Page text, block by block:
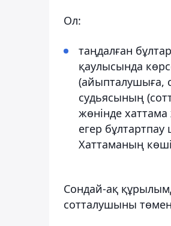
Ол:
таңдалған
қаулысында
(айыпталушыға,
судьясының
жөнінде
егер
Хаттаманың
Сондай-ақ
сотталушыны